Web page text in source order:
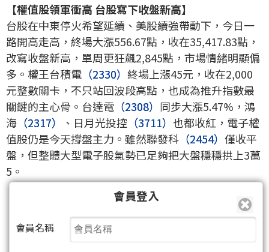
【權值股領軍衝高 台股寫下收盤新高】
台股在中東停火希望延續、美股續強帶動下，今日一
路開高走高，終場大漲556.67點，收在35,417.83點，
改寫收盤新高，單周更狂飆2,845點，市場情緒明顯偏
多。權王台積電 （2330） 終場上漲45元，收在2,000
元整數關卡，不只站回波段高點，也成為推升指數最
關鍵的主心骨。台達電 （2308） 同步大漲5.47%，鴻
海 （2317） 、日月光投控 （3711） 也都收紅，電子權
值股仍是今天撐盤主力。雖然聯發科 （2454） 僅收平
盤，但整體大型電子股氣勢已足夠把大盤穩穩拱上3萬
5。
會員登入
會員名稱